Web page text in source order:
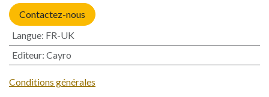
Contactez-nous
Langue: FR-UK
Editeur: Cayro
Conditions générales